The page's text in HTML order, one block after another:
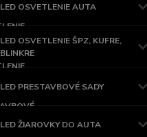
LED OSVETLENIE AUTA
LED OSVETLENIE ŠPZ, KUFRE,
BLINKRE
LED PRESTAVBOVÉ SADY
LED ŽIAROVKY DO AUTA